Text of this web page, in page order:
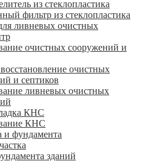
из стеклопластика
фильтр из стеклопластика
ливневых очистных
очистных сооружений и
очистных
и септиков
ливневых очистных
КНС
КНС
и фундамента
зданий